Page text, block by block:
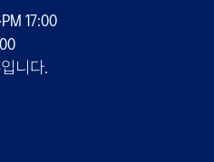
17:00
니다.